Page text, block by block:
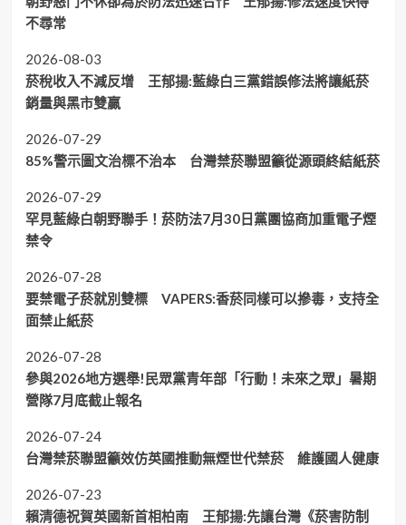
不尋常
2026-08-03
菸稅收入不減反增 王郁揚:藍綠白三黨錯誤修法將讓紙菸
銷量與黑市雙贏
2026-07-29
85%警示圖文治標不治本 台灣禁菸聯盟籲從源頭終結紙菸
2026-07-29
罕見藍綠白朝野聯手！菸防法7月30日黨團協商加重電子煙
禁令
2026-07-28
要禁電子菸就別雙標 VAPERS:香菸同樣可以摻毒，支持全
面禁止紙菸
2026-07-28
參與2026地方選舉!民眾黨青年部「行動！未來之眾」暑期
營隊7月底截止報名
2026-07-24
台灣禁菸聯盟籲效仿英國推動無煙世代禁菸 維護國人健康
2026-07-23
賴清德祝賀英國新首相柏南 王郁揚:先讓台灣《菸害防制